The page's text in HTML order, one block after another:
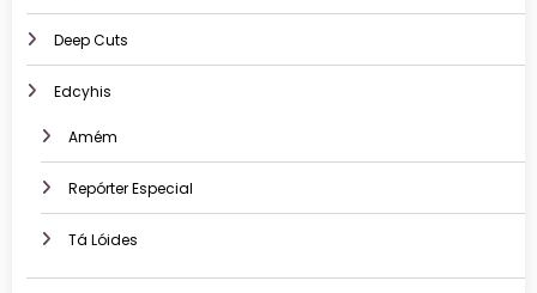
Deep Cuts
Edcyhis
Amém
Repórter Especial
Tá Lóides